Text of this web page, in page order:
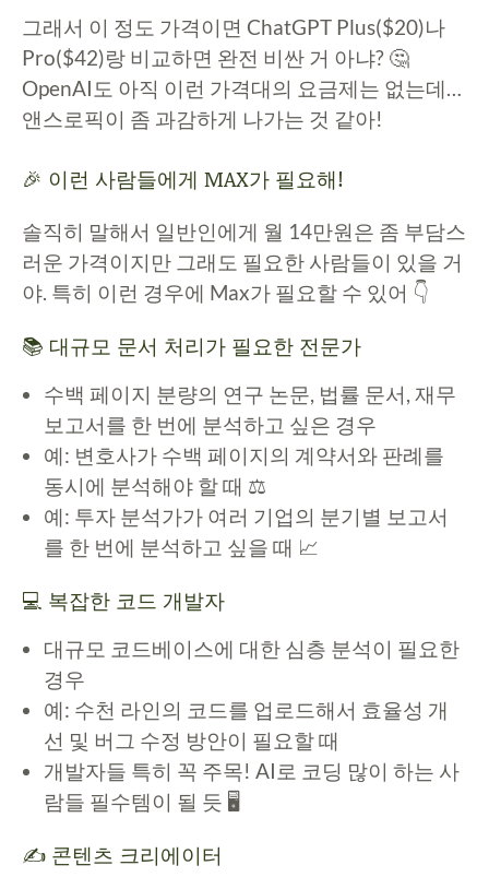
그래서 이 정도 가격이면 ChatGPT Plus($20)나
Pro($42)랑 비교하면 완전 비싼 거 아냐? 🤔
OpenAI도 아직 이런 가격대의 요금제는 없는데…
앤스로픽이 좀 과감하게 나가는 것 같아!
🎉 이런 사람들에게 MAX가 필요해!
솔직히 말해서 일반인에게 월 14만원은 좀 부담스
러운 가격이지만 그래도 필요한 사람들이 있을 거
야. 특히 이런 경우에 Max가 필요할 수 있어 👇
📚 대규모 문서 처리가 필요한 전문가
수백 페이지 분량의 연구 논문, 법률 문서, 재무
보고서를 한 번에 분석하고 싶은 경우
예: 변호사가 수백 페이지의 계약서와 판례를
동시에 분석해야 할 때 ⚖️
예: 투자 분석가가 여러 기업의 분기별 보고서
를 한 번에 분석하고 싶을 때 📈
💻 복잡한 코드 개발자
대규모 코드베이스에 대한 심층 분석이 필요한
경우
예: 수천 라인의 코드를 업로드해서 효율성 개
선 및 버그 수정 방안이 필요할 때
개발자들 특히 꼭 주목! AI로 코딩 많이 하는 사
람들 필수템이 될 듯 🖥️
✍️ 콘텐츠 크리에이터